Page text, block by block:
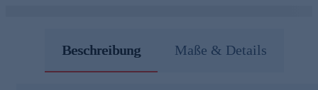
Beschreibung Maße & Details